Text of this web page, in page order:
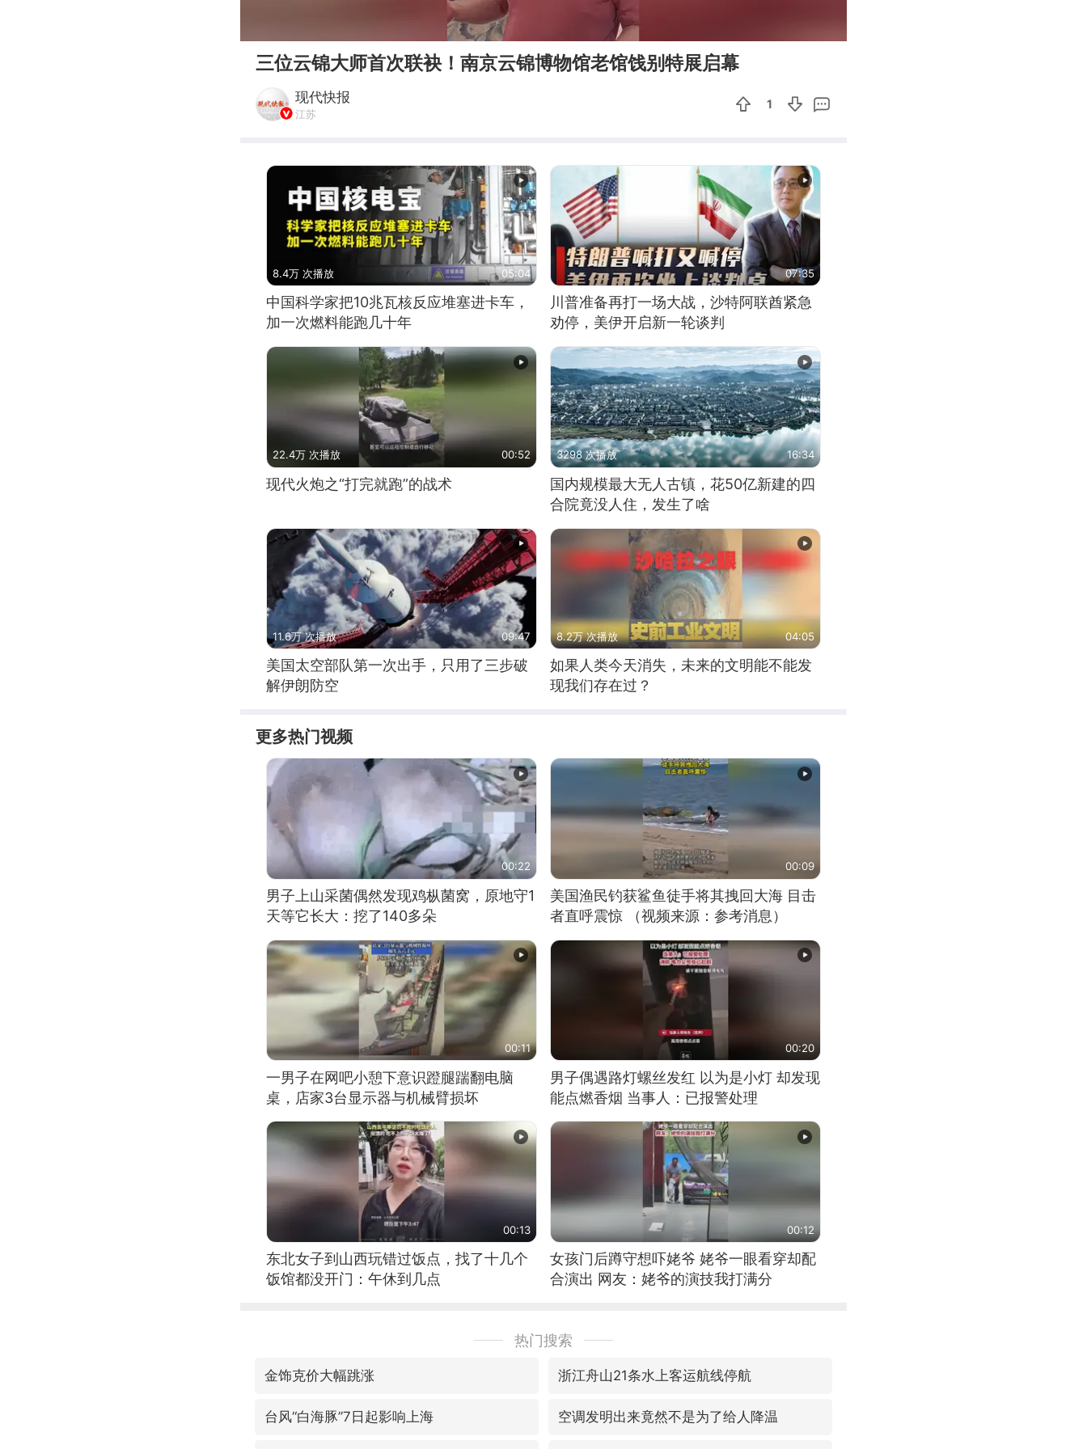
三位云锦大师首次联袂！南京云锦博物馆老馆饯别特展启幕
现代快报
江苏
1
8.4万 次播放 05:04
中国科学家把10兆瓦核反应堆塞进卡车，
加一次燃料能跑几十年
07:35
川普准备再打一场大战，沙特阿联酋紧急
劝停，美伊开启新一轮谈判
22.4万 次播放 00:52
现代火炮之“打完就跑”的战术
3298 次播放 16:34
国内规模最大无人古镇，花50亿新建的四
合院竟没人住，发生了啥
11.6万 次播放 09:47
美国太空部队第一次出手，只用了三步破
解伊朗防空
8.2万 次播放 04:05
如果人类今天消失，未来的文明能不能发
现我们存在过？
更多热门视频
00:22
男子上山采菌偶然发现鸡枞菌窝，原地守1
天等它长大：挖了140多朵
00:09
美国渔民钓获鲨鱼徒手将其拽回大海 目击
者直呼震惊 （视频来源：参考消息）
00:11
一男子在网吧小憩下意识蹬腿踹翻电脑
桌，店家3台显示器与机械臂损坏
00:20
男子偶遇路灯螺丝发红 以为是小灯 却发现
能点燃香烟 当事人：已报警处理
00:13
东北女子到山西玩错过饭点，找了十几个
饭馆都没开门：午休到几点
00:12
女孩门后蹲守想吓姥爷 姥爷一眼看穿却配
合演出 网友：姥爷的演技我打满分
热门搜索
金饰克价大幅跳涨 浙江舟山21条水上客运航线停航
台风“白海豚”7日起影响上海 空调发明出来竟然不是为了给人降温